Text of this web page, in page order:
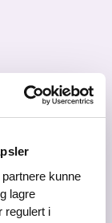
kunne
lagre
regulert i